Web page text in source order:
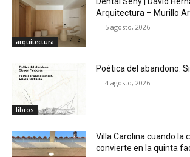
arquitectura
Arquitectura – Murillo
5 agosto, 2026
libros
Poética del abandono.
4 agosto, 2026
Villa Carolina cuando la
convierte en la quinta